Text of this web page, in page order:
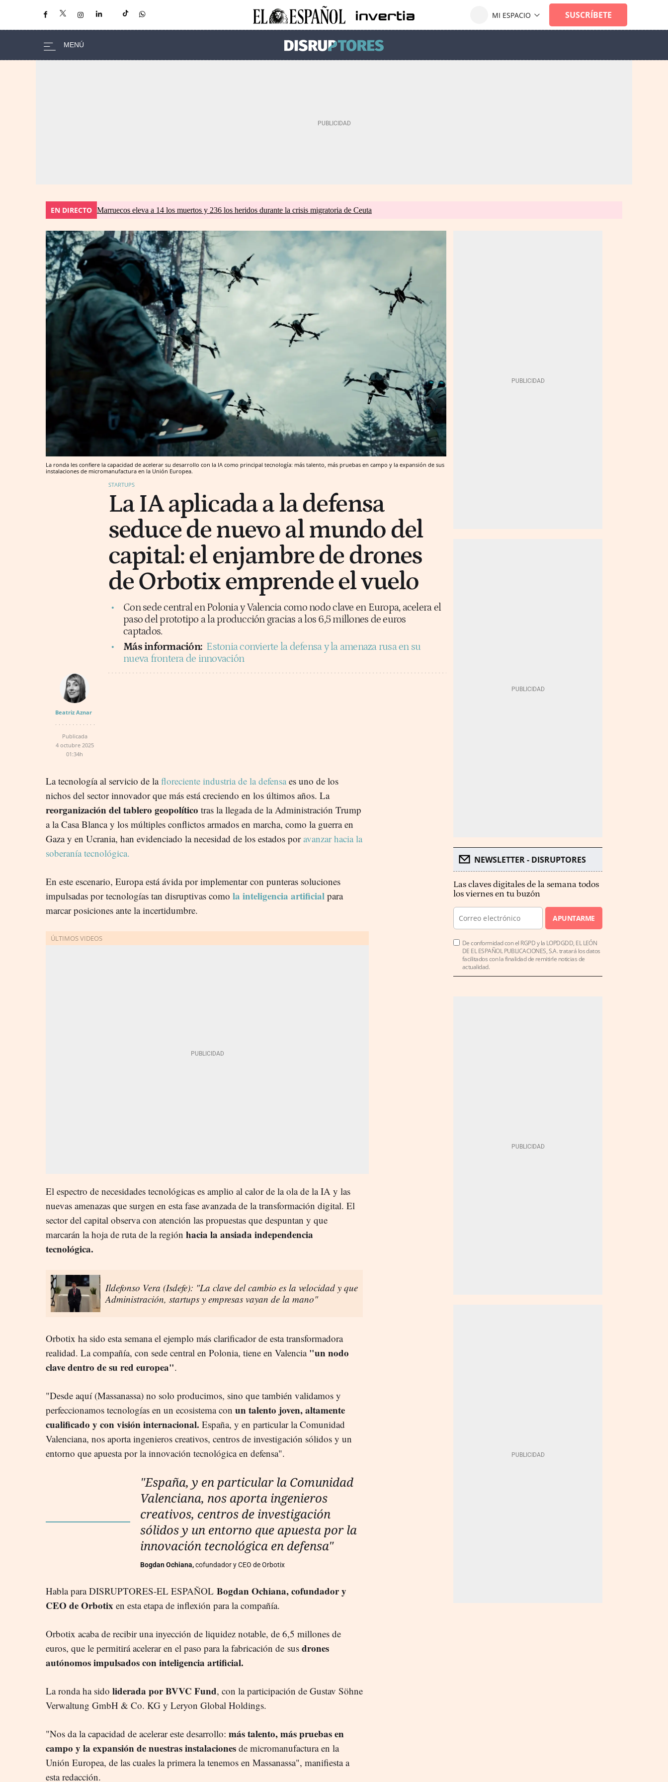
EN DIRECTO Marruecos eleva a 14 los muertos y 236 los heridos durante la crisis migratoria de Ceuta
La ronda les confiere la capacidad de acelerar su desarrollo con la IA como principal tecnología: más talento, más pruebas en campo y la expansión de sus
instalaciones de micromanufactura en la Unión Europea.
STARTUPS
La IA aplicada a la defensa
seduce de nuevo al mundo del
capital: el enjambre de drones
de Orbotix emprende el vuelo
Con sede central en Polonia y Valencia como nodo clave en Europa, acelera el
paso del prototipo a la producción gracias a los 6,5 millones de euros
captados.
Más información: Estonia convierte la defensa y la amenaza rusa en su
nueva frontera de innovación
Beatriz Aznar
Publicada
4 octubre 2025
01:34h
La tecnología al servicio de lafloreciente industria de la defensa es uno de los
nichos del sector innovador que más está creciendo en los últimos años. La
reorganización del tablero geopolítico tras la llegada de la Administración Trump
a la Casa Blanca y los múltiples conflictos armados en marcha, como la guerra en
Gaza y en Ucrania, han evidenciado la necesidad de los estados poravanzar hacia la
soberanía tecnológica.
En este escenario, Europa está ávida por implementar con punteras soluciones
impulsadas por tecnologías tan disruptivas como la inteligencia artificial para
marcar posiciones ante la incertidumbre.
El espectro de necesidades tecnológicas es amplio al calor de la ola de la IA y las
nuevas amenazas que surgen en esta fase avanzada de la transformación digital. El
sector del capital observa con atención las propuestas que despuntan y que
marcarán la hoja de ruta de la región hacia la ansiada independencia
tecnológica.
Ildefonso Vera (Isdefe): "La clave del cambio es la velocidad y que
Administración, startups y empresas vayan de la mano"
Orbotix ha sido esta semana el ejemplo más clarificador de esta transformadora
realidad. La compañía, con sede central en Polonia, tiene en Valencia "un nodo
clave dentro de su red europea".
"Desde aquí (Massanassa) no solo producimos, sino que también validamos y
perfeccionamos tecnologías en un ecosistema con un talento joven, altamente
cualificado y con visión internacional. España, y en particular la Comunidad
Valenciana, nos aporta ingenieros creativos, centros de investigación sólidos y un
entorno que apuesta por la innovación tecnológica en defensa".
"España, y en particular la Comunidad
Valenciana, nos aporta ingenieros
creativos, centros de investigación
sólidos y un entorno que apuesta por la
innovación tecnológica en defensa"
Bogdan Ochiana,cofundador y CEO de Orbotix
Habla para DISRUPTORES-EL ESPAÑOL Bogdan Ochiana, cofundador y
CEO de Orbotix en esta etapa de inflexión para la compañía.
Orbotix acaba de recibir una inyección de liquidez notable, de 6,5 millones de
euros, que le permitirá acelerar en el paso para la fabricación de sus drones
autónomos impulsados con inteligencia artificial.
La ronda ha sido liderada por BVVC Fund, con la participación de Gustav Söhne
Verwaltung GmbH & Co. KG y Leryon Global Holdings.
"Nos da la capacidad de acelerar este desarrollo: más talento, más pruebas en
campo y la expansión de nuestras instalaciones de micromanufactura en la
Unión Europea, de las cuales la primera la tenemos en Massanassa", manifiesta a
esta redacción.
NEWSLETTER - DISRUPTORES
Las claves digitales de la semana todos
los viernes en tu buzón
APUNTARME
De conformidad con el RGPD y la LOPDGDD, EL LEÓN
DE EL ESPAÑOL PUBLICACIONES, S.A. tratará los datos
facilitados con la finalidad de remitirle noticias de
actualidad.